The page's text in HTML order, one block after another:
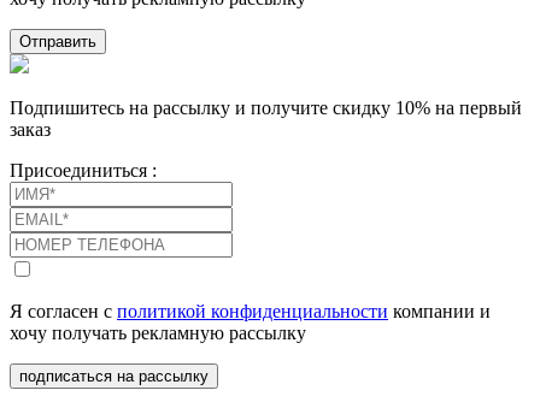
Отправить
Подпишитесь на рассылку и получите скидку 10% на первый
заказ
Присоединиться :
Я согласен с политикой конфиденциальности компании и
хочу получать рекламную рассылку
подписаться на рассылку